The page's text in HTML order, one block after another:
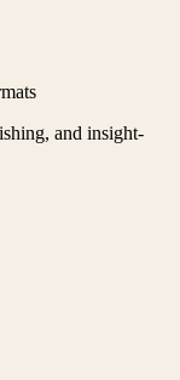
and insight-